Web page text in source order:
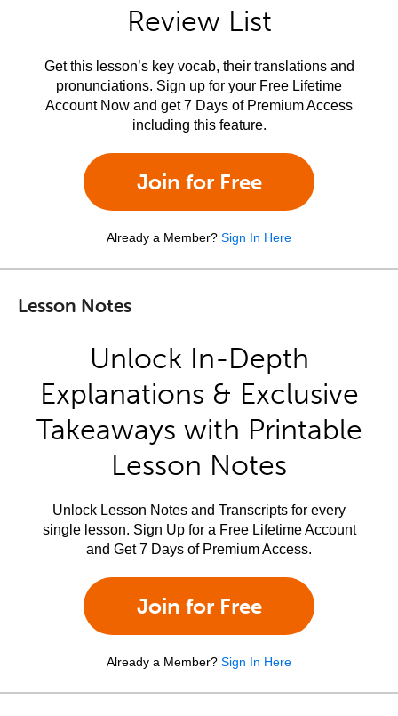
Review List
Get this lesson’s key vocab, their translations and
pronunciations. Sign up for your Free Lifetime
Account Now and get 7 Days of Premium Access
including this feature.
Join for Free
Already a Member? Sign In Here
Lesson Notes
Unlock In-Depth
Explanations & Exclusive
Takeaways with Printable
Lesson Notes
Unlock Lesson Notes and Transcripts for every
single lesson. Sign Up for a Free Lifetime Account
and Get 7 Days of Premium Access.
Join for Free
Already a Member? Sign In Here